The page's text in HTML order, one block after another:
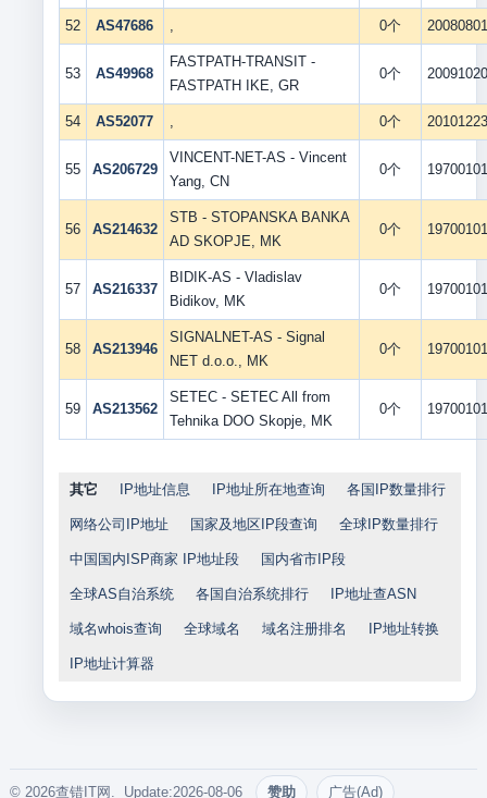
52 AS47686 , 0个 20080801
53 AS49968
FASTPATH-TRANSIT -
FASTPATH IKE, GR
0个 20091020
54 AS52077 , 0个 20101223
55 AS206729
VINCENT-NET-AS - Vincent
Yang, CN
0个 19700101
56 AS214632
STB - STOPANSKA BANKA
AD SKOPJE, MK
0个 19700101
57 AS216337
BIDIK-AS - Vladislav
Bidikov, MK
0个 19700101
58 AS213946
SIGNALNET-AS - Signal
NET d.o.o., MK
0个 19700101
59 AS213562
SETEC - SETEC All from
Tehnika DOO Skopje, MK
0个 19700101
其它 IP地址信息 IP地址所在地查询 各国IP数量排行
网络公司IP地址 国家及地区IP段查询 全球IP数量排行
中国国内ISP商家 IP地址段 国内省市IP段
全球AS自治系统 各国自治系统排行 IP地址查ASN
域名whois查询 全球域名 域名注册排名 IP地址转换
IP地址计算器
© 2026查错IT网. Update:2026-08-06 赞助 广告(Ad)